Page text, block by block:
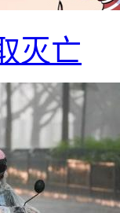
灭亡